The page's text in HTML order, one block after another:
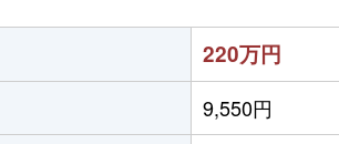
220万円
9,550円